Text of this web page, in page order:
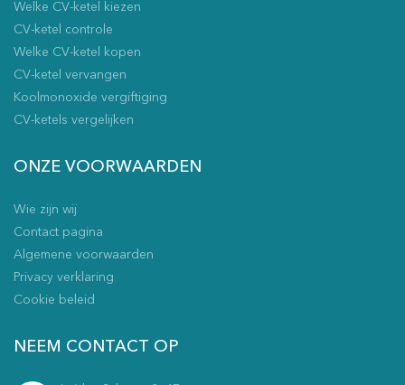
Welke CV-ketel kiezen
CV-ketel controle
Welke CV-ketel kopen
CV-ketel vervangen
Koolmonoxide vergiftiging
CV-ketels vergelijken
ONZE VOORWAARDEN
Wie zijn wij
Contact pagina
Algemene voorwaarden
Privacy verklaring
Cookie beleid
NEEM CONTACT OP